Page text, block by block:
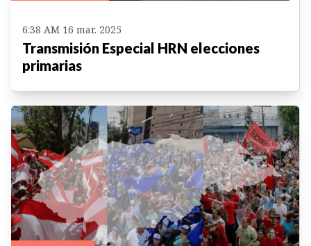
6:38 AM 16 mar. 2025
Transmisión Especial HRN elecciones
primarias